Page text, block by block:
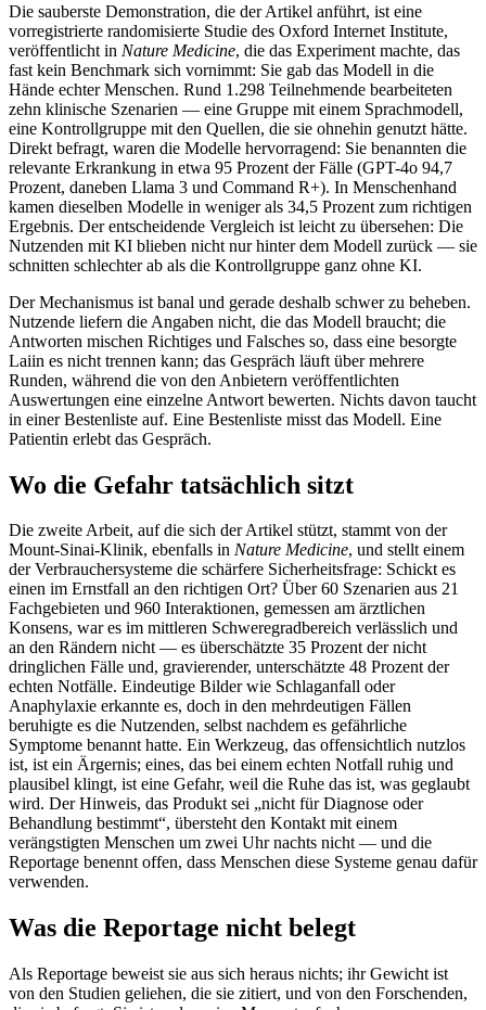
Die sauberste Demonstration, die der Artikel anführt, ist eine
vorregistrierte randomisierte Studie des Oxford Internet Institute,
veröffentlicht in Nature Medicine, die das Experiment machte, das
fast kein Benchmark sich vornimmt: Sie gab das Modell in die
Hände echter Menschen. Rund 1.298 Teilnehmende bearbeiteten
zehn klinische Szenarien — eine Gruppe mit einem Sprachmodell,
eine Kontrollgruppe mit den Quellen, die sie ohnehin genutzt hätte.
Direkt befragt, waren die Modelle hervorragend: Sie benannten die
relevante Erkrankung in etwa 95 Prozent der Fälle (GPT-4o 94,7
Prozent, daneben Llama 3 und Command R+). In Menschenhand
kamen dieselben Modelle in weniger als 34,5 Prozent zum richtigen
Ergebnis. Der entscheidende Vergleich ist leicht zu übersehen: Die
Nutzenden mit KI blieben nicht nur hinter dem Modell zurück — sie
schnitten schlechter ab als die Kontrollgruppe ganz ohne KI.
Der Mechanismus ist banal und gerade deshalb schwer zu beheben.
Nutzende liefern die Angaben nicht, die das Modell braucht; die
Antworten mischen Richtiges und Falsches so, dass eine besorgte
Laiin es nicht trennen kann; das Gespräch läuft über mehrere
Runden, während die von den Anbietern veröffentlichten
Auswertungen eine einzelne Antwort bewerten. Nichts davon taucht
in einer Bestenliste auf. Eine Bestenliste misst das Modell. Eine
Patientin erlebt das Gespräch.
Wo die Gefahr tatsächlich sitzt
Die zweite Arbeit, auf die sich der Artikel stützt, stammt von der
Mount-Sinai-Klinik, ebenfalls in Nature Medicine, und stellt einem
der Verbrauchersysteme die schärfere Sicherheitsfrage: Schickt es
einen im Ernstfall an den richtigen Ort? Über 60 Szenarien aus 21
Fachgebieten und 960 Interaktionen, gemessen am ärztlichen
Konsens, war es im mittleren Schweregradbereich verlässlich und
an den Rändern nicht — es überschätzte 35 Prozent der nicht
dringlichen Fälle und, gravierender, unterschätzte 48 Prozent der
echten Notfälle. Eindeutige Bilder wie Schlaganfall oder
Anaphylaxie erkannte es, doch in den mehrdeutigen Fällen
beruhigte es die Nutzenden, selbst nachdem es gefährliche
Symptome benannt hatte. Ein Werkzeug, das offensichtlich nutzlos
ist, ist ein Ärgernis; eines, das bei einem echten Notfall ruhig und
plausibel klingt, ist eine Gefahr, weil die Ruhe das ist, was geglaubt
wird. Der Hinweis, das Produkt sei „nicht für Diagnose oder
Behandlung bestimmt“, übersteht den Kontakt mit einem
verängstigten Menschen um zwei Uhr nachts nicht — und die
Reportage benennt offen, dass Menschen diese Systeme genau dafür
verwenden.
Was die Reportage nicht belegt
Als Reportage beweist sie aus sich heraus nichts; ihr Gewicht ist
von den Studien geliehen, die sie zitiert, und von den Forschenden,